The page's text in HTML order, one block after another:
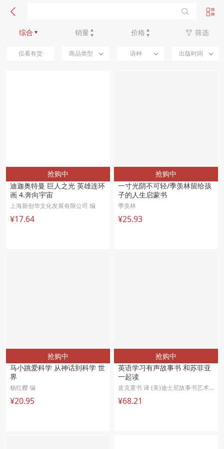
综合 销量 价格 筛选
新品优先
仅看有货 商品类型 语种 出版时间
抢购中
迪迦奥特曼 巨人之光 英雄连环
画 4.奔向宇宙
上海新创华文化发展有限公司 编
¥17.64
抢购中
一寸光阴不可轻/季羡林留给孩
子的人生启蒙书
季羡林
¥25.93
抢购中
马小跳爱科学 从神话到科学 世
界
杨红樱 编
¥20.95
抢购中
英语学习有声故事书 和苏菲亚
一起读
皮克童书 译 (美)迪士尼故事书艺术组 绘
¥68.21